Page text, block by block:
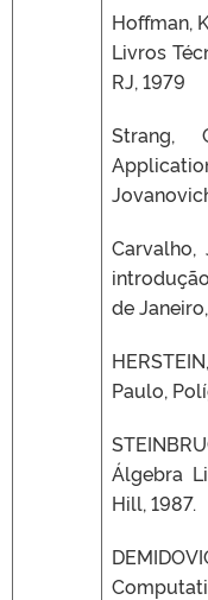
Hoffman,
Livros
RJ, 1979
Strang,
Carvalho,
de
Paulo,
Álgebra
Hill, 1987.